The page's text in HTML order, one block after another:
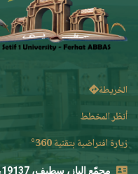
الخريطة
أنظر المخطط
زيارة افتراضية بتقنية 360°
مجمّع الباز، سطيف، 19137، الجزائر